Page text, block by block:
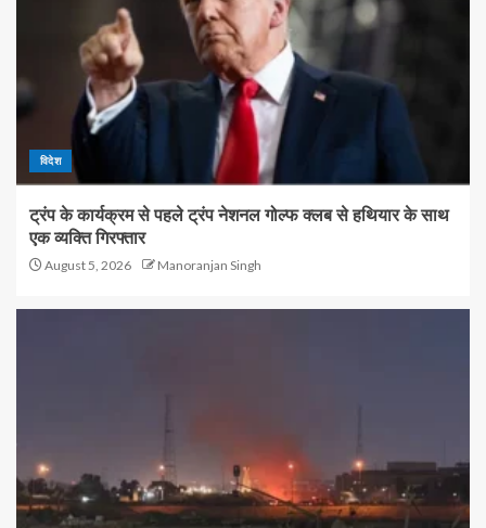
विदेश
ट्रंप के कार्यक्रम से पहले ट्रंप नेशनल गोल्फ क्लब से हथियार के साथ
एक व्यक्ति गिरफ्तार
August 5, 2026 Manoranjan Singh